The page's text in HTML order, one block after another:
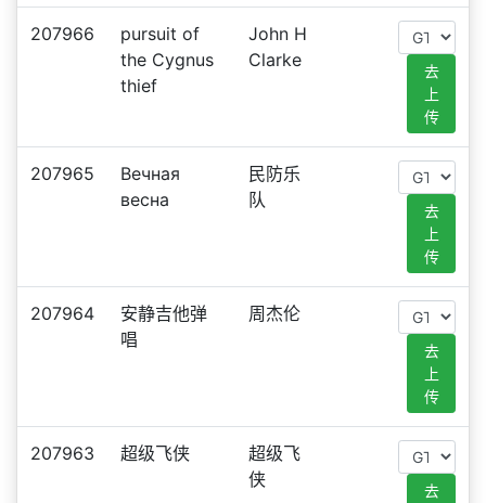
207966
pursuit of
the Cygnus
thief
John H
Clarke
去
上
传
207965
Вечная
весна​
民防乐
队
去
上
传
207964
安静吉他弹
唱
周杰伦
去
上
传
207963 超级飞侠
超级飞
侠
去